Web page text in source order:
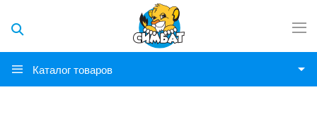
Каталог товаров